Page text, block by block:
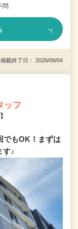
問
載終了日： 2026/09/04
ッフ
でもOK！まずは
す♪